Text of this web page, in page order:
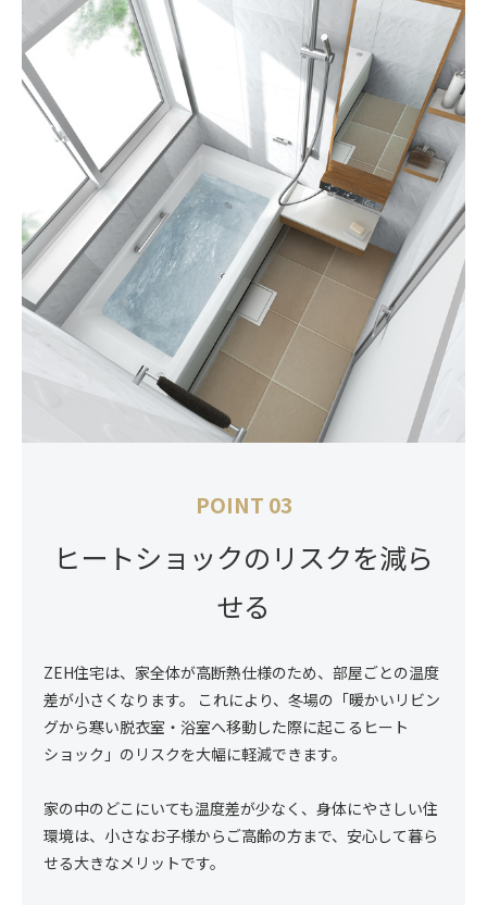
POINT 03
ヒートショックのリスクを減ら
せる
ZEH住宅は、家全体が高断熱仕様のため、部屋ごとの温度
差が小さくなります。 これにより、冬場の「暖かいリビン
グから寒い脱衣室・浴室へ移動した際に起こるヒート
ショック」のリスクを大幅に軽減できます。
家の中のどこにいても温度差が少なく、身体にやさしい住
環境は、小さなお子様からご高齢の方まで、安心して暮ら
せる大きなメリットです。